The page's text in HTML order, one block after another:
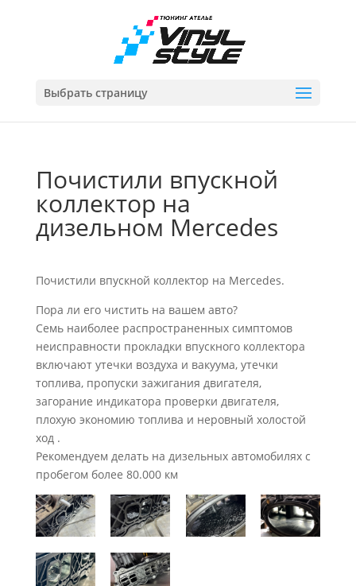
Выбрать страницу
Почистили впускной
коллектор на
дизельном Mercedes
Почистили впускной коллектор на Mercedes.
Пора ли его чистить на вашем авто?
Семь наиболее распространенных симптомов
неисправности прокладки впускного коллектора
включают утечки воздуха и вакуума, утечки
топлива, пропуски зажигания двигателя,
загорание индикатора проверки двигателя,
плохую экономию топлива и неровный холостой
ход .
Рекомендуем делать на дизельных автомобилях с
пробегом более 80.000 км